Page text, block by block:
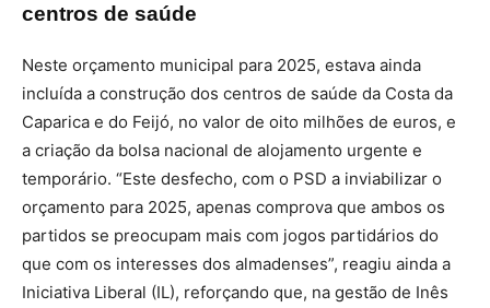
centros de saúde
Neste orçamento municipal para 2025, estava ainda
incluída a construção dos centros de saúde da Costa da
Caparica e do Feijó, no valor de oito milhões de euros, e
a criação da bolsa nacional de alojamento urgente e
temporário. “Este desfecho, com o PSD a inviabilizar o
orçamento para 2025, apenas comprova que ambos os
partidos se preocupam mais com jogos partidários do
que com os interesses dos almadenses”, reagiu ainda a
Iniciativa Liberal (IL), reforçando que, na gestão de Inês